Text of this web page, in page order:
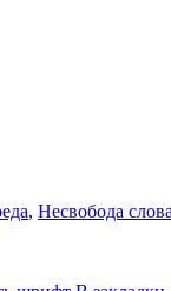
, Несвобода слова